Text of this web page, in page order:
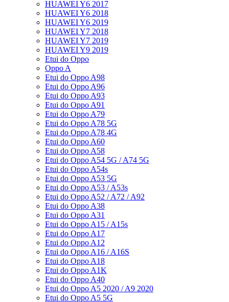
HUAWEI Y6 2017
HUAWEI Y6 2018
HUAWEI Y6 2019
HUAWEI Y7 2018
HUAWEI Y7 2019
HUAWEI Y9 2019
Etui do Oppo
Oppo A
Etui do Oppo A98
Etui do Oppo A96
Etui do Oppo A93
Etui do Oppo A91
Etui do Oppo A79
Etui do Oppo A78 5G
Etui do Oppo A78 4G
Etui do Oppo A60
Etui do Oppo A58
Etui do Oppo A54 5G / A74 5G
Etui do Oppo A54s
Etui do Oppo A53 5G
Etui do Oppo A53 / A53s
Etui do Oppo A52 / A72 / A92
Etui do Oppo A38
Etui do Oppo A31
Etui do Oppo A15 / A15s
Etui do Oppo A17
Etui do Oppo A12
Etui do Oppo A16 / A16S
Etui do Oppo A18
Etui do Oppo A1K
Etui do Oppo A40
Etui do Oppo A5 2020 / A9 2020
Etui do Oppo A5 5G